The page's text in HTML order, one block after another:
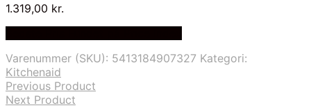
1.319,00 kr.
Varenummer (SKU): 5413184907327 Kategori:
Kitchenaid
Previous Product
Next Product